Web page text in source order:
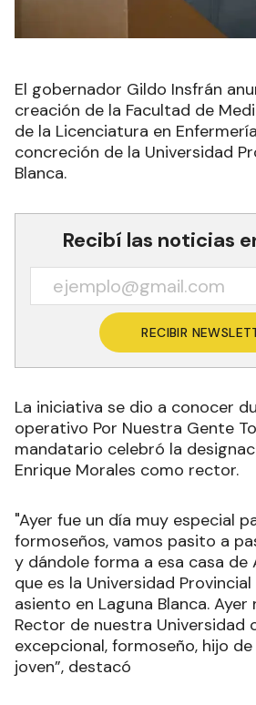
El gobernador Gildo Insfrán
creación de la Facultad de
de la Licenciatura en
concreción de la Universidad
Blanca.
Recibí las noticias
RECIBIR
La iniciativa se dio a conocer
operativo Por Nuestra Gente
mandatario celebró la
Enrique Morales como rector.
"Ayer fue un día muy especial
formoseños, vamos pasito a
y dándole forma a esa casa de
que es la Universidad
asiento en Laguna Blanca.
Rector de nuestra Universidad
excepcional, formoseño, hijo
joven”, destacó